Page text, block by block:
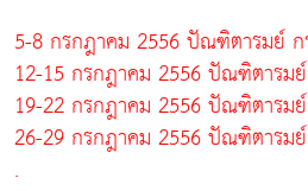
5-8 กรกฎาคม 2556 ปัณฑิตารมย์ ก
12-15 กรกฎาคม 2556 ปัณฑิตารม
19-22 กรกฎาคม 2556 ปัณฑิตารม
26-29 กรกฎาคม 2556 ปัณฑิตารม
.